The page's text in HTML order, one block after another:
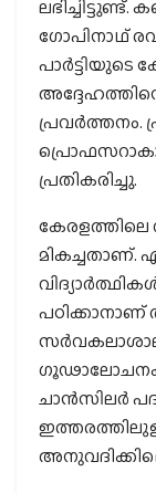
ഗോപിനാഥ്
പാര്‍ട്ടിയുടെ
പ്രവര്‍ത്തനം.
പ്രതികരിച്ചു.
കേരളത്തിലെ
മികച്ചതാണ്.
പഠിക്കാനാണ്
ചാന്‍സിലര്‍